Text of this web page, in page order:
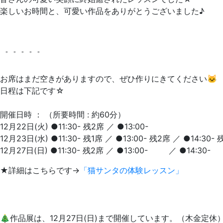
楽しいお時間と、可愛い作品をありがとうございました♪
゜゜゜゜゜
お席はまだ空きがありますので、ぜひ作りにきてください🐱
日程は下記です☆
開催日時 ： （所要時間 : 約60分）
12月22日(火) ●11:30- 残2席 ／ ●13:00-
12月23日(水) ●11:30- 残1席 ／ ●13:00- 残2席 ／ ●14:30-
12月27日(日) ●11:30- 残2席 ／ ●13:00- ／ ●14:30-
★詳細はこちらです→ 「猫サンタの体験レッスン」
🎄作品展は、12月27日(日)まで開催しています。（木金定休）